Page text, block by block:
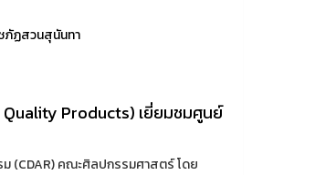
ภัฏสวนสุนันทา
Quality Products) เยี่ยมชมศูนย์
(CDAR) คณะศิลปกรรมศาสตร์ โดย